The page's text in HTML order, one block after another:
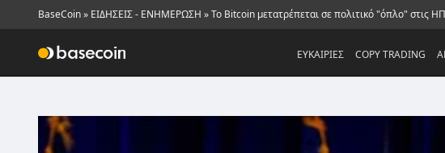
BaseCoin» ΕΙΔΗΣΕΙΣ - ΕΝΗΜΕΡΩΣΗ »Το Bitcoin μετατρέπεται σε πολιτικό "όπλο" στις
ΕΥΚΑΙΡΙΕΣ COPY TRADING